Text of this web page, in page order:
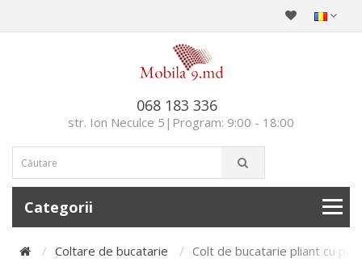
068 183 336
str. Ion Neculce 5|Program: 9:00 - 18:00
Categorii
Coltare de bucatarie Colt de bucatarie pliant cu pat